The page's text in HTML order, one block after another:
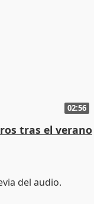
02:56
tras el verano